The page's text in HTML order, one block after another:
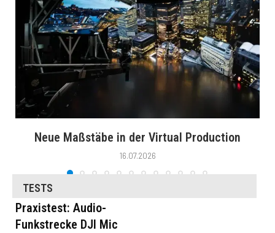
Neue Maßstäbe in der Virtual Production
16.07.2026
TESTS
Praxistest: Audio-
Funkstrecke DJI Mic